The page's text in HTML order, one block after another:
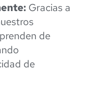
Gracias a
de
de